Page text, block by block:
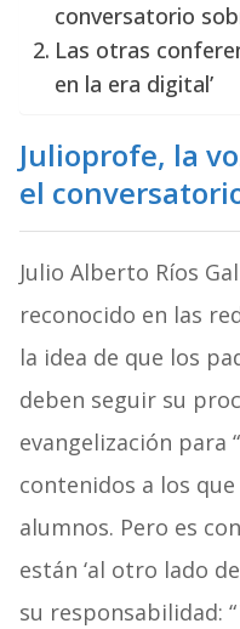
conversatorio
Las otras
en la era digital’
Julioprofe, la
el
Julio Alberto Ríos
reconocido en las
la idea de que los
deben seguir su
evangelización para “
contenidos a los
alumnos. Pero es
están ‘al otro lado
su responsabilidad: “